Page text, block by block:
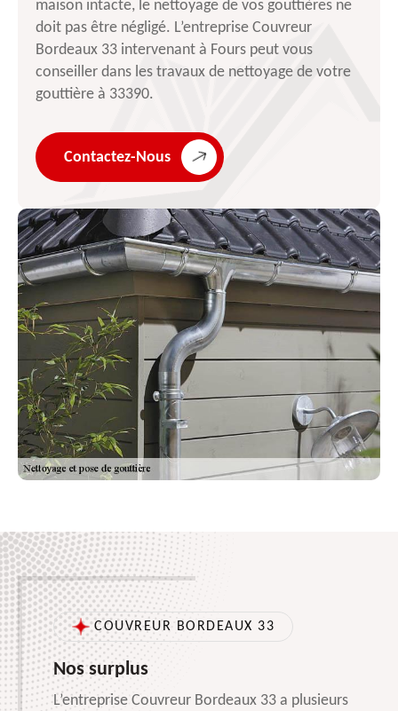
maison intacte, le nettoyage de vos gouttières ne
doit pas être négligé. L’entreprise Couvreur
Bordeaux 33 intervenant à Fours peut vous
conseiller dans les travaux de nettoyage de votre
gouttière à 33390.
Contactez-Nous
COUVREUR BORDEAUX 33
Nos surplus
L’entreprise Couvreur Bordeaux 33 a plusieurs